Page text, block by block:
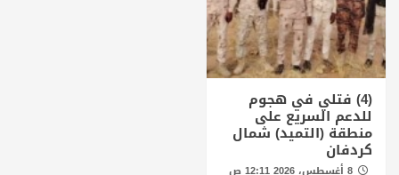
(4) فتلي في هجوم
للدعم السريع على
منطقة (التميد) شمال
كردفان